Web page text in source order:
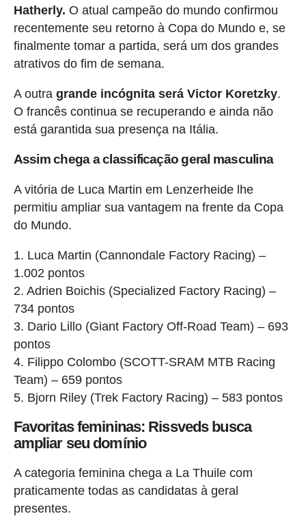
Hatherly. O atual campeão do mundo confirmou
recentemente seu retorno à Copa do Mundo e, se
finalmente tomar a partida, será um dos grandes
atrativos do fim de semana.
A outra grande incógnita será Victor Koretzky.
O francês continua se recuperando e ainda não
está garantida sua presença na Itália.
Assim chega a classificação geral masculina
A vitória de Luca Martin em Lenzerheide lhe
permitiu ampliar sua vantagem na frente da Copa
do Mundo.
1. Luca Martin (Cannondale Factory Racing) –
1.002 pontos
2. Adrien Boichis (Specialized Factory Racing) –
734 pontos
3. Dario Lillo (Giant Factory Off-Road Team) – 693
pontos
4. Filippo Colombo (SCOTT-SRAM MTB Racing
Team) – 659 pontos
5. Bjorn Riley (Trek Factory Racing) – 583 pontos
Favoritas femininas: Rissveds busca
ampliar seu domínio
A categoria feminina chega a La Thuile com
praticamente todas as candidatas à geral
presentes.